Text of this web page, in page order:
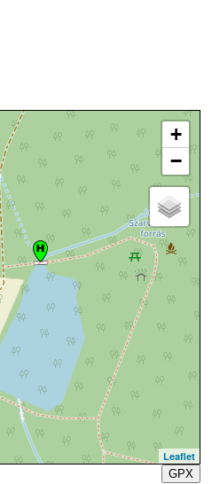
+
−
Leaflet
GPX